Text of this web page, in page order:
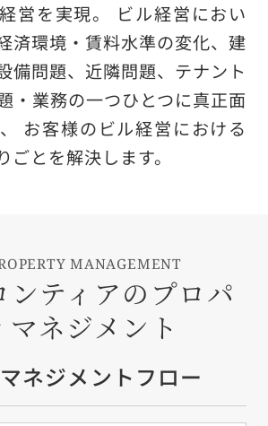
「人の想い」「人の物語」をつづる
オフィシャルブログ
English 繁體中文
ついて
に係る勧誘方針
営を実現。 ビル経営におい
済環境・賃料水準の変化、建
備問題、近隣問題、テナント
・業務の一つひとつに真正面
お客様のビル経営における
ごとを解決します。
MANAGEMENT
ンティアのプロパ
マネジメント
ネジメントフロー